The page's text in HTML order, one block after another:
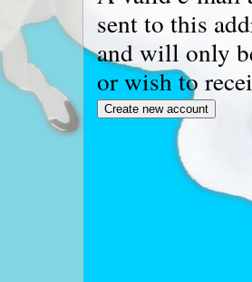
sent to this
and will only
or wish to